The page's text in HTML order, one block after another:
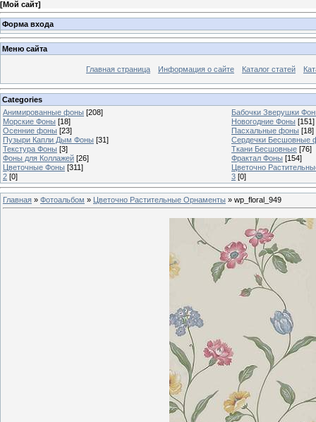
[Мой сайт]
Форма входа
Меню сайта
Главная страница Информация о сайте Каталог статей
Categories
Анимированные фоны [208]
Бабочки Зверушки
Морские Фоны [18] Новогодние Фоны [151]
Осенние фоны [23] Пасхальные фоны [18]
Пузыри Капли Дым Фоны [31]
Сердечки Бесшовные
Текстура Фоны [3] Ткани Бесшовные [76]
Фоны для Коллажей [26] Фрактал Фоны [154]
Цветочные Фоны [311]
Цветочно
2 [0] 3 [0]
Главная » Фотоальбом » Цветочно Растительные Орнаменты » wp_floral_949